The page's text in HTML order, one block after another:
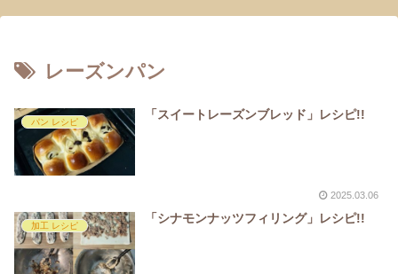
レーズンパン
パン レシピ
「スイートレーズンブレッド」レシピ!!
2025.03.06
加工 レシピ
「シナモンナッツフィリング」レシピ!!